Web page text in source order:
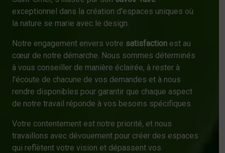
exceptionnel dans la création d'espaces uniques où
la nature se marie avec le design.
Notre engagement envers votre satisfaction est au
cœur de notre démarche. Nous sommes déterminés
à vous conseiller de manière éclairée, à rester à
l'écoute de chacune de vos demandes et à nous
rendre disponibles pour garantir que chaque aspect
de notre travail réponde à vos besoins spécifiques.
Votre contentement est notre priorité, et nous
travaillons avec dévouement pour créer des espaces
qui reflètent votre vision et dépassent vos